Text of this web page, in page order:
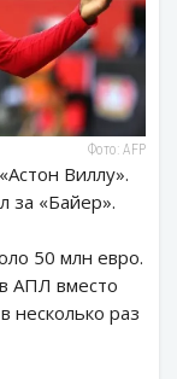
Фото: AFP
Виллу».
за «Байер».
50 млн евро.
АПЛ вместо
несколько раз